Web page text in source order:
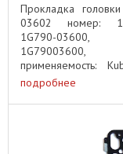
Прокладка
03602 номер:
1G790-03600,
1G79003600,
применяемость:
B300, BL370, X331,
E42, E45, E50, ...
подробнее